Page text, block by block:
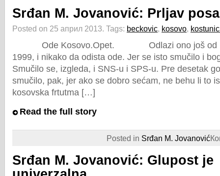
Srđan M. Jovanović: Prljav
Posted on 25 април 2013. Tags: beckovic, kosovo,
Ode Kosovo.Opet. Odlazi ono još od
1999, i nikako da odista ode. Jer se isto smučilo i
Smučilo se, izgleda, i SNS-u i SPS-u. Pre desetak
smučilo, pak, jer ako se dobro sećam, ne behu li to
kosovska frtutma […]
Read the full story
Posted in Srđan M. Jovanović
Srđan M. Jovanović: Glupost je